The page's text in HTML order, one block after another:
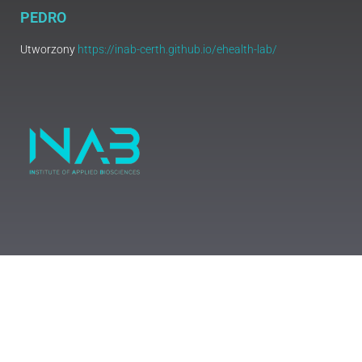
PEDRO
Utworzony https://inab-certh.github.io/ehealth-lab/